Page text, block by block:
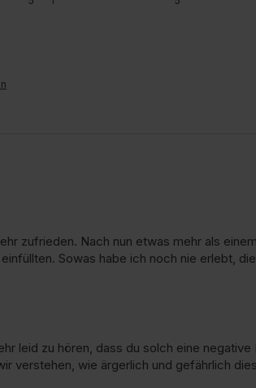
zufrieden. Nach nun etwas mehr als
Sowas habe ich noch nie erlebt,
leid zu hören, dass du solch eine
verstehen, wie ärgerlich und gefährlich